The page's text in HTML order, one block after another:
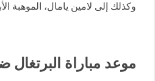
وكذلك إلى لامين يامال، الموهبة
موعد مباراة البرتغال